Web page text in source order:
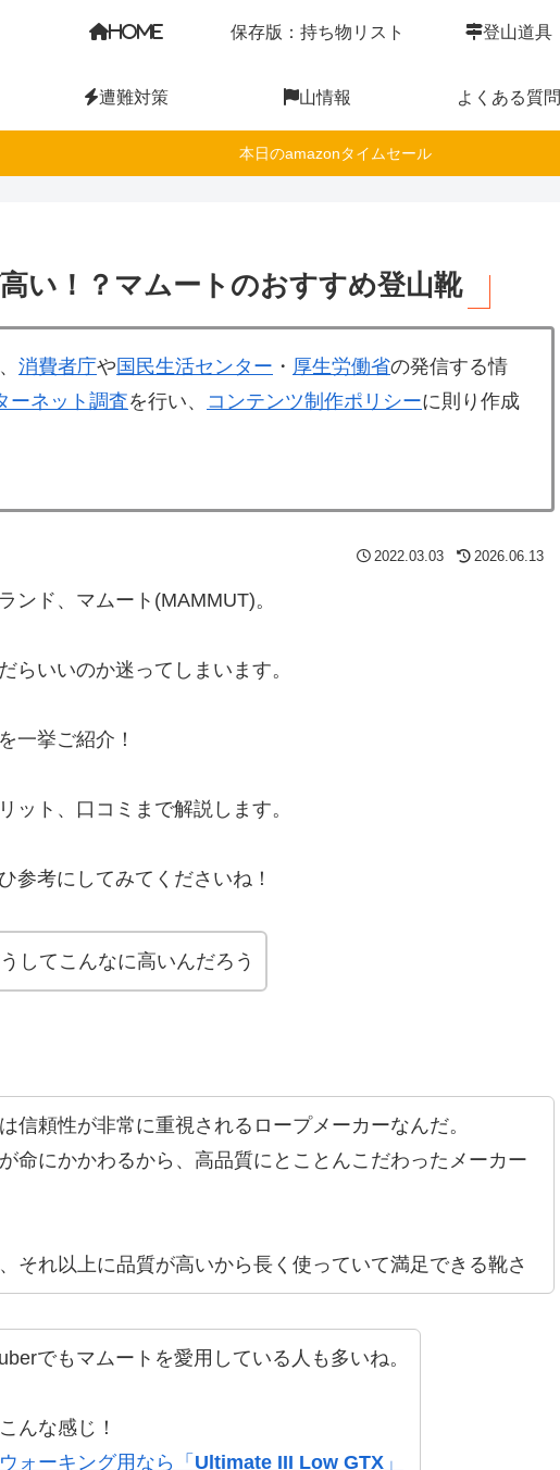
HOME 保存版：持ち物リスト 登山道具
遭難対策 山情報 よくある質問
本日のamazonタイムセール
い！？マムートのおすすめ登山靴
消費者庁や 国民生活センター ・ 厚生労働省の発信する情
ーネット調査を行い、 コンテンツ制作ポリシーに則り作成
2022.03.03 2026.06.13
ンド、マムート(MAMMUT)。
らいいのか迷ってしまいます。
一挙ご紹介！
ット、口コミまで解説します。
参考にしてみてくださいね！
してこんなに高いんだろう
信頼性が非常に重視されるロープメーカーなんだ。
命にかかわるから、高品質にとことんこだわったメーカー
それ以上に品質が高いから長く使っていて満足できる靴さ
でもマムートを愛用している人も多いね。
んな感じ！
ォーキング用なら「 Ultimate III Low GTX 」